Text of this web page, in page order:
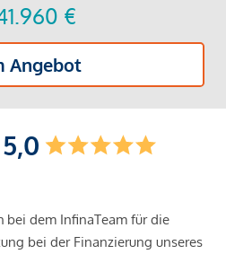
€
Angebot
5,0
bei dem InfinaTeam für die
bei der Finanzierung unseres